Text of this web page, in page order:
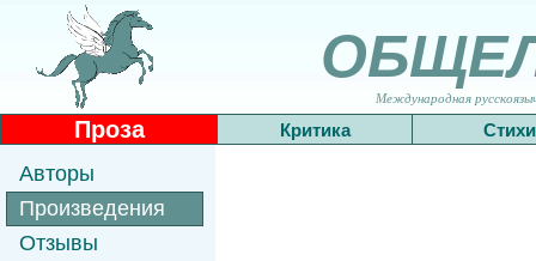
Международная
Проза Критика Стихи
Авторы
Произведения
Отзывы